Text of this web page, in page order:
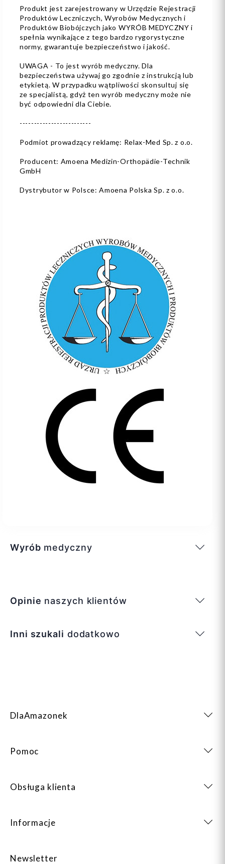
Produkt jest zarejestrowany w Urzędzie Rejestracji
Produktów Leczniczych, Wyrobów Medycznych i
Produktów Biobójczych jako WYRÓB MEDYCZNY i
spełnia wynikające z tego bardzo rygorystyczne
normy, gwarantuje bezpieczeństwo i jakość.
UWAGA - To jest wyrób medyczny. Dla
bezpieczeństwa używaj go zgodnie z instrukcją lub
etykietą. W przypadku wątpliwości skonsultuj się
ze specjalistą, gdyż ten wyrób medyczny może nie
być odpowiedni dla Ciebie.
-------------------------
Podmiot prowadzący reklamę: Relax-Med Sp. z o.o.
Producent: Amoena Medizin-Orthopädie-Technik
GmbH
Dystrybutor w Polsce: Amoena Polska Sp. z o.o.
Wyrób medyczny
Opinie naszych klientów
Inni szukali dodatkowo
DlaAmazonek
Pomoc
Obsługa klienta
Informacje
Newsletter